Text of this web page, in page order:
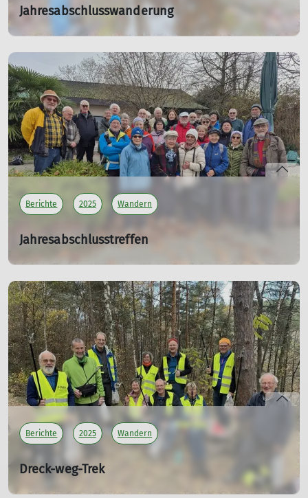
Jahresabschlusswanderung
Burgenrunde im Pfälzer Wald - TW 12
Am Sonntag, 07. Dez, zweiter Advent, wurden wieder
zwei Wanderungen zum Jahresabschluss angeboten und
von insgesamt 40 Teilnehmern angenommen.
mehr erfahren
Berichte 2025 Wandern
Jahresabschlusstreffen
... der DAV-LU-Senioren - SV 01
Neben den wöchentlichen Wanderungen mittwochs
treffen sich die aktiven DAV-Senioren mit ehemals
aktiven Teilnehmern zu einem gemeinsamen Mittagessen
am Aschermittwoch und in der Vorweihnachtszeit.
mehr erfahren
Berichte 2025 Wandern
Dreck-weg-Trek
... der Alpenverein räumt auf - TW 11